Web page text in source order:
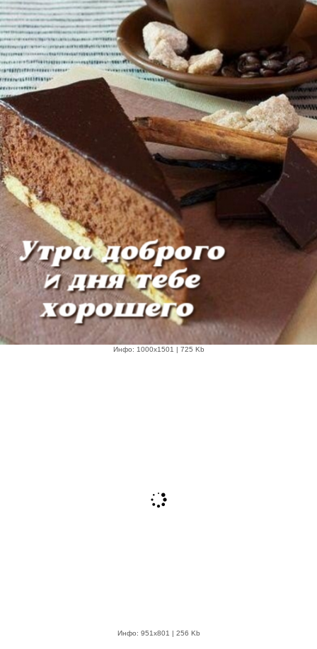
Инфо: 1000х1501 | 725 Kb
Инфо: 951х801 | 256 Kb